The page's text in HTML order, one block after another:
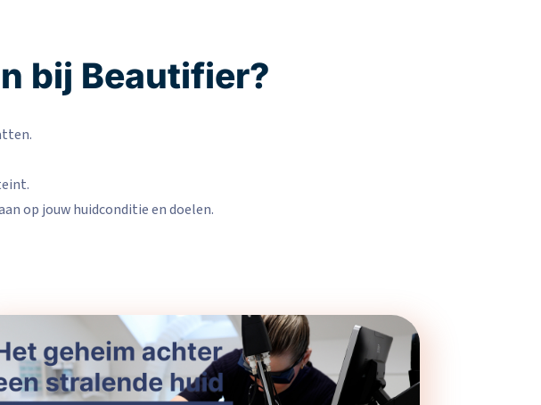
bij Beautifier?
op jouw huidconditie en doelen.